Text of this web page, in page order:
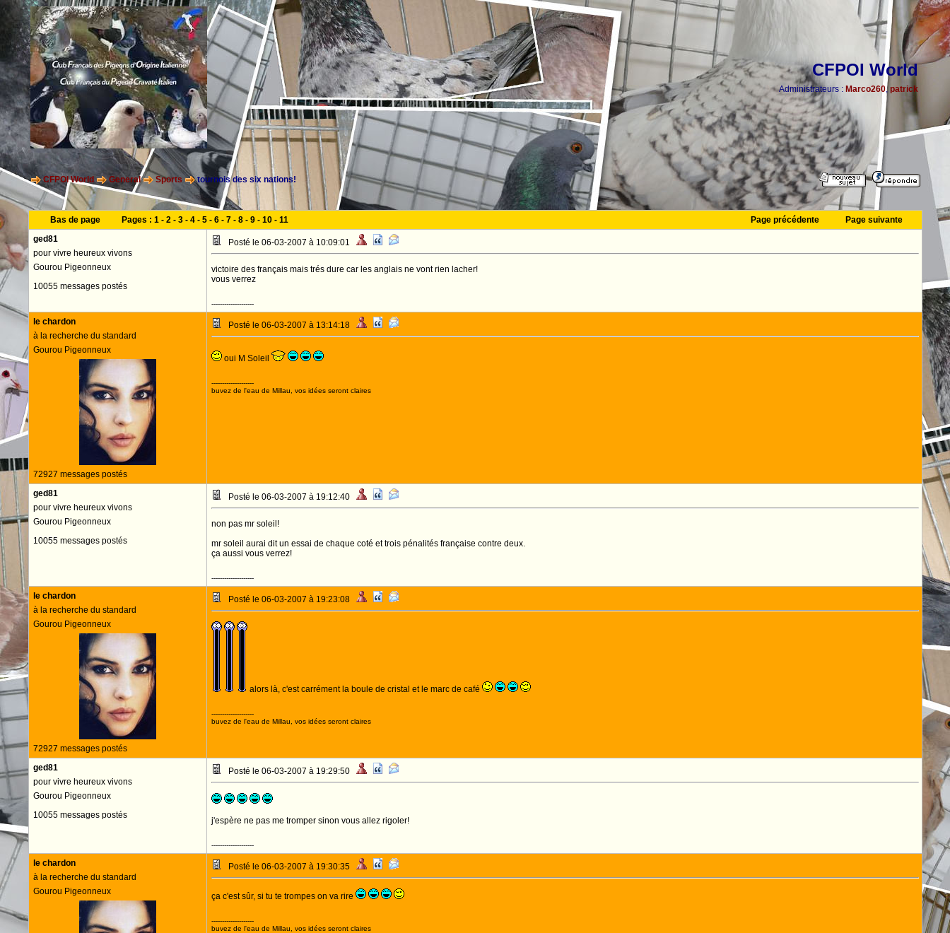
CFPOI World
Administrateurs : Marco260, patrick
CFPOI World General Sports tournois des six nations!
Bas de page Pages : 1- 2- 3- 4- 5- 6- 7- 8- 9- 10- 11 Page précédente
Page suivante
ged81
pour vivre heureux vivons
Gourou Pigeonneux
10055 messages postés
Posté le 06-03-2007 à 10:09:01
victoire des français mais trés dure car les anglais ne vont rien lacher!
vous verrez
--------------------
le chardon
à la recherche du standard
Gourou Pigeonneux
72927 messages postés
Posté le 06-03-2007 à 13:14:18
oui M Soleil
--------------------
buvez de l'eau de Millau, vos idées seront claires
ged81
pour vivre heureux vivons
Gourou Pigeonneux
10055 messages postés
Posté le 06-03-2007 à 19:12:40
non pas mr soleil!
mr soleil aurai dit un essai de chaque coté et trois pénalités française contre deux.
ça aussi vous verrez!
--------------------
le chardon
à la recherche du standard
Gourou Pigeonneux
72927 messages postés
Posté le 06-03-2007 à 19:23:08
alors là, c'est carrément la boule de cristal et le marc de café
--------------------
buvez de l'eau de Millau, vos idées seront claires
ged81
pour vivre heureux vivons
Gourou Pigeonneux
10055 messages postés
Posté le 06-03-2007 à 19:29:50
j'espère ne pas me tromper sinon vous allez rigoler!
--------------------
le chardon
à la recherche du standard
Gourou Pigeonneux
Posté le 06-03-2007 à 19:30:35
ça c'est sûr, si tu te trompes on va rire
--------------------
buvez de l'eau de Millau, vos idées seront claires